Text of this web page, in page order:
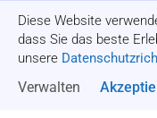
Diese Website
dass Sie das beste
unsere
Verwalten